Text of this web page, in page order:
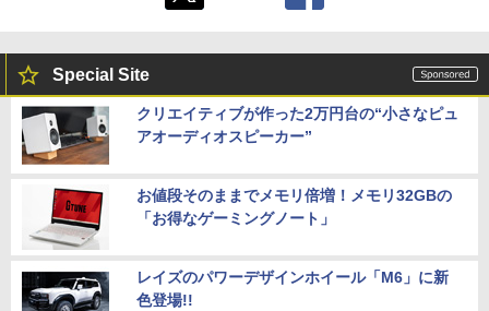
Special Site
クリエイティブが作った2万円台の“小さなピュ
アオーディオスピーカー”
お値段そのままでメモリ倍増！メモリ32GBの
「お得なゲーミングノート」
レイズのパワーデザインホイール「M6」に新
色登場!!